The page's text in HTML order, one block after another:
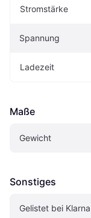
Stromstärke
Spannung
Ladezeit
Maße
Gewicht
Sonstiges
Gelistet bei Klarna